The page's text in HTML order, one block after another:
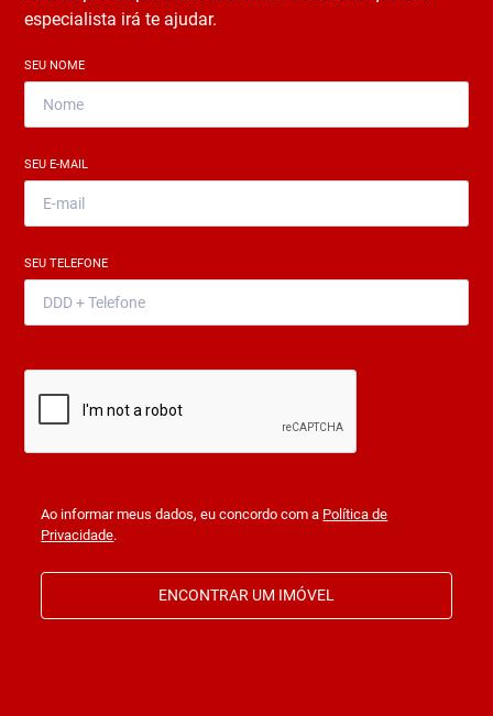
especialista irá te ajudar.
SEU NOME
SEU E-MAIL
SEU TELEFONE
Ao informar meus dados, eu concordo com a Política de
Privacidade.
ENCONTRAR UM IMÓVEL